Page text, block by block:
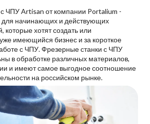
ЧПУ Artisan от компании Portalium -
начинающих и действующих
которые хотят создать или
имеющийся бизнес и за короткое
с ЧПУ. Фрезерные станки с ЧПУ
в обработке различных материалов,
и имеют самое выгодное соотношение
на российском рынке.